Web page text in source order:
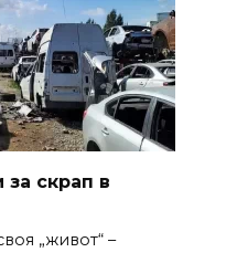
за скрап в
„живот“ –